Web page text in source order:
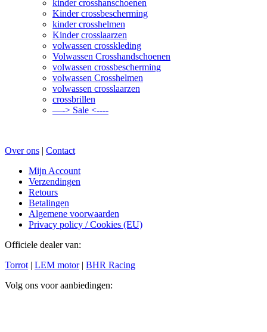
kinder crosshanschoenen
Kinder crossbescherming
kinder crosshelmen
Kinder crosslaarzen
volwassen crosskleding
Volwassen Crosshandschoenen
volwassen crossbescherming
volwassen Crosshelmen
volwassen crosslaarzen
crossbrillen
—-> Sale <----
Over ons | Contact
Mijn Account
Verzendingen
Retours
Betalingen
Algemene voorwaarden
Privacy policy / Cookies (EU)
Officiele dealer van:
Torrot | LEM motor| BHR Racing
Volg ons voor aanbiedingen: